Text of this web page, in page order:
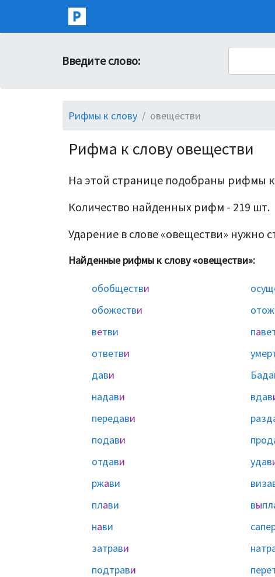
Введите слово:
Рифмы к слову овеществи
Рифма к слову овеществи
На этой странице подобраны рифмы к
Количество найденных рифм - 219 шт.
Ударение в слове «овеществи» нужно
Найденные рифмы к слову «овеществи»:
обобществи
обожестви
ветви па
ответви
дави
надави вдав
передави
подави
отдави удав
ржави
плави вы
нави
затрави
подтрави